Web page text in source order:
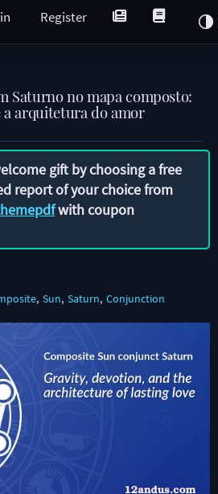
Register
Saturno no mapa composto:
a arquitetura do amor
gift by choosing a free
report of your choice from
with coupon
Sun Saturn Conjunction